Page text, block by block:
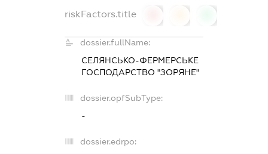
riskFactors.title
dossier.fullName:
СЕЛЯНСЬКО-ФЕРМЕРСЬКЕ
ГОСПОДАРСТВО "ЗОРЯНЕ"
dossier.opfSubType:
-
dossier.edrpo: